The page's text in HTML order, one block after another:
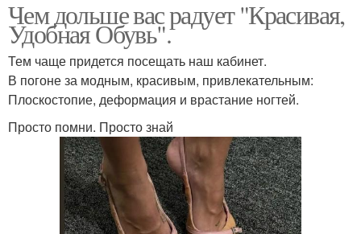
Чем дольше вас радует "Красивая,
Удобная Обувь".
Тем чаще придется посещать наш кабинет.
В погоне за модным, красивым, привлекательным:
Плоскостопие, деформация и врастание ногтей.
Просто помни. Просто знай